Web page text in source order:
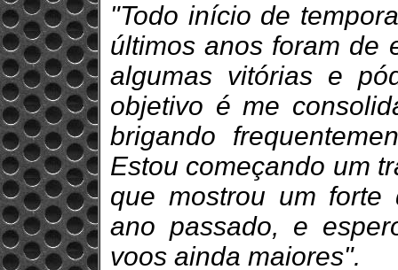
"Todo início de
últimos anos foram de
algumas vitórias e
objetivo é me
brigando
Estou começando um
que mostrou um forte
ano passado, e
voos ainda maiores".